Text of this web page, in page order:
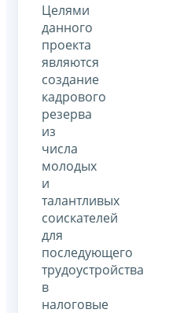
Целями
данного
проекта
являются
создание
кадрового
резерва
из
числа
молодых
и
талантливых
соискателей
для
последующего
трудоустройства
в
налоговые